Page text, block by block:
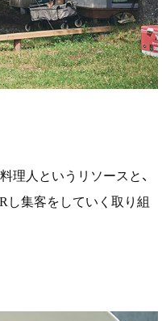
理人というリソースと、
し集客をしていく取り組